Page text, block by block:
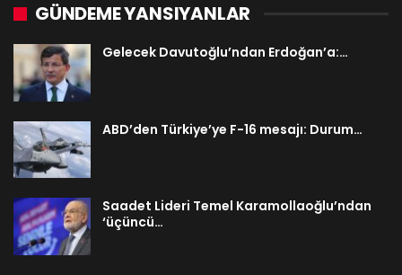
GÜNDEME YANSIYANLAR
Gelecek Davutoğlu’ndan Erdoğan’a:…
ABD’den Türkiye’ye F-16 mesajı: Durum…
Saadet Lideri Temel Karamollaoğlu’ndan
‘üçüncü…